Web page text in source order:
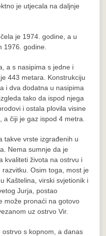
je utjecala na daljnje
je 1974. godine, a u
1976. godine.
a s nasipima s jedne i
443 metara. Konstrukciju
i dva dodatna u nasipima
tako da ispod njega
i ostala plovila visine
čiji je gaz ispod 4 metra.
takve vrste izgrađenih u
Nema sumnje da je
kvaliteti života na ostrvu i
Osim toga, most je
Kaštelina, virski svjetionik i
Jurja, postao
može pronaći na gotovo
uz ostrvo Vir.
s kopnom, a danas